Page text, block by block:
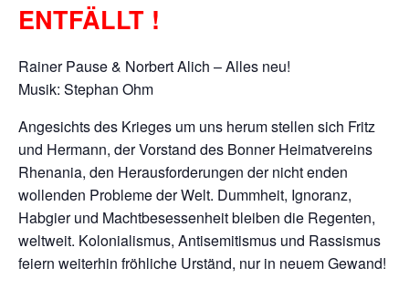
ENTFÄLLT !
Rainer Pause & Norbert Alich – Alles neu!
Musik: Stephan Ohm
Angesichts des Krieges um uns herum stellen sich Fritz
und Hermann, der Vorstand des Bonner Heimatvereins
Rhenania, den Herausforderungen der nicht enden
wollenden Probleme der Welt. Dummheit, Ignoranz,
Habgier und Machtbesessenheit bleiben die Regenten,
weltweit. Kolonialismus, Antisemitismus und Rassismus
feiern weiterhin fröhliche Urständ, nur in neuem Gewand!